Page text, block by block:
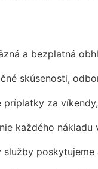
a bezplatná
skúsenosti,
príplatky za
každého nákladu
služby poskytujeme